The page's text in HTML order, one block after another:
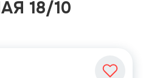
18/10